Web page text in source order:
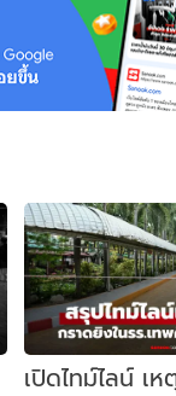
เปิดไทม์ไลน์ เ